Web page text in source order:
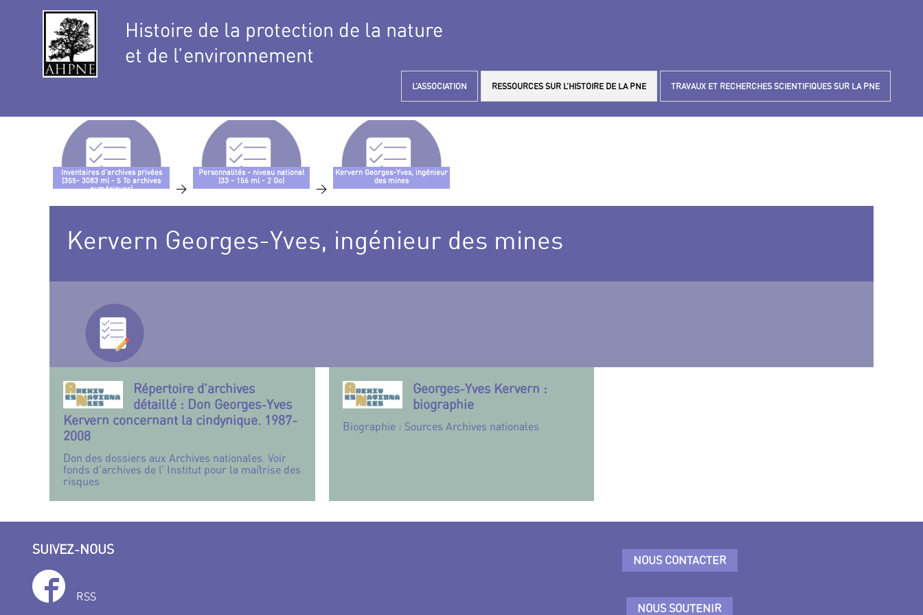
Histoire de la protection de la nature
et de l’environnement
L’ASSOCIATION RESSOURCES SUR L’HISTOIRE DE LA PNE TRAVAUX ET RECHERCHES SCIENTIFIQUES SUR LA PNE
Inventaires d’archives privées
(355- 3083 ml - 5 To archives
numériques)
>
Personnalités - niveau national
(33 - 156 ml - 2 Go)
>
Kervern Georges-Yves, ingénieur
des mines
Kervern Georges-Yves, ingénieur des mines
Répertoire d’archives
détaillé : Don Georges-Yves
Kervern concernant la cindynique. 1987-
2008
Don des dossiers aux Archives nationales. Voir
fonds d’archives de l’ Institut pour la maîtrise des
risques
Georges-Yves Kervern :
biographie
Biographie : Sources Archives nationales
SUIVEZ-NOUS
RSS
NOUS CONTACTER
NOUS SOUTENIR